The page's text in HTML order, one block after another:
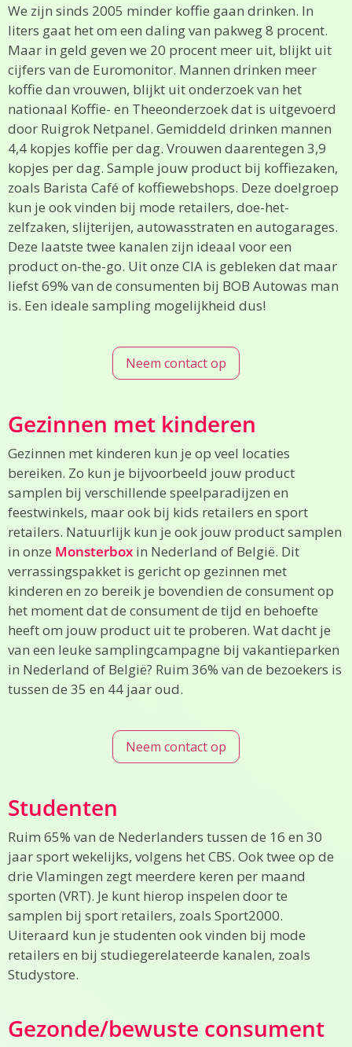
We zijn sinds 2005 minder koffie gaan drinken. In
liters gaat het om een daling van pakweg 8 procent.
Maar in geld geven we 20 procent meer uit, blijkt uit
cijfers van de Euromonitor. Mannen drinken meer
koffie dan vrouwen, blijkt uit onderzoek van het
nationaal Koffie- en Theeonderzoek dat is uitgevoerd
door Ruigrok Netpanel. Gemiddeld drinken mannen
4,4 kopjes koffie per dag. Vrouwen daarentegen 3,9
kopjes per dag. Sample jouw product bij koffiezaken,
zoals Barista Café of koffiewebshops. Deze doelgroep
kun je ook vinden bij mode retailers, doe-het-
zelfzaken, slijterijen, autowasstraten en autogarages.
Deze laatste twee kanalen zijn ideaal voor een
product on-the-go. Uit onze CIA is gebleken dat maar
liefst 69% van de consumenten bij BOB Autowas man
is. Een ideale sampling mogelijkheid dus!
Neem contact op
Gezinnen met kinderen
Gezinnen met kinderen kun je op veel locaties
bereiken. Zo kun je bijvoorbeeld jouw product
samplen bij verschillende speelparadijzen en
feestwinkels, maar ook bij kids retailers en sport
retailers. Natuurlijk kun je ook jouw product samplen
in onze Monsterbox in Nederland of België. Dit
verrassingspakket is gericht op gezinnen met
kinderen en zo bereik je bovendien de consument op
het moment dat de consument de tijd en behoefte
heeft om jouw product uit te proberen. Wat dacht je
van een leuke samplingcampagne bij vakantieparken
in Nederland of België? Ruim 36% van de bezoekers is
tussen de 35 en 44 jaar oud.
Neem contact op
Studenten
Ruim 65% van de Nederlanders tussen de 16 en 30
jaar sport wekelijks, volgens het CBS. Ook twee op de
drie Vlamingen zegt meerdere keren per maand
sporten (VRT). Je kunt hierop inspelen door te
samplen bij sport retailers, zoals Sport2000.
Uiteraard kun je studenten ook vinden bij mode
retailers en bij studiegerelateerde kanalen, zoals
Studystore.
Gezonde/bewuste consument